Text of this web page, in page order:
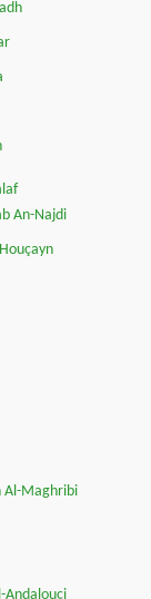
An-Najdi
Al-Maghribi
Andalouçi